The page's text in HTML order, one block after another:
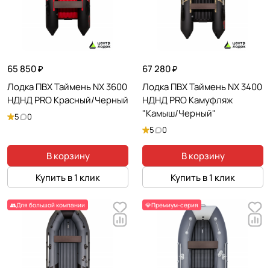
65 850 ₽
Лодка ПВХ Таймень NX 3600
НДНД PRO Красный/Черный
5 0
В корзину
Купить в 1 клик
67 280 ₽
Лодка ПВХ Таймень NX 3400
НДНД PRO Камуфляж
"Камыш/Черный"
5 0
В корзину
Купить в 1 клик
👥Для большой компании 💎Премиум-серия